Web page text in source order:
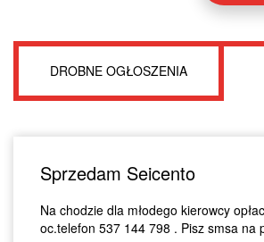
DROBNE OGŁOSZENIA
Sprzedam Seicento
Na chodzie dla młodego kierowcy
oc.telefon 537 144 798 . Pisz smsa na